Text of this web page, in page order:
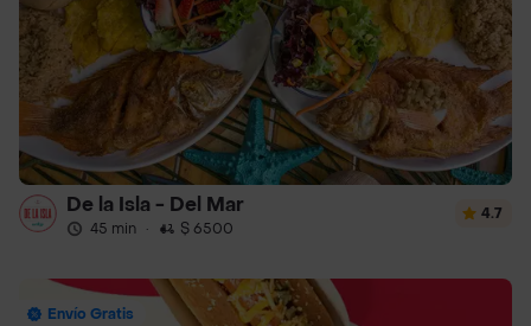
De la Isla - Del Mar
45 min · $ 6500
4.7
Envío Gratis